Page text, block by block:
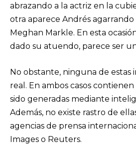
abrazando a la actriz en la
otra aparece Andrés
Meghan Markle. En esta
dado su atuendo, parece ser
No obstante, ninguna de estas
real. En ambos casos
sido generadas mediante
Además, no existe rastro de
agencias de prensa
Images o Reuters.